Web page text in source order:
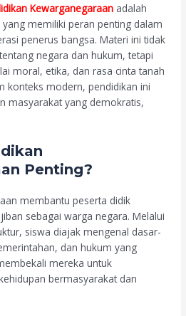
Kewarganegaraan adalah
memiliki peran penting dalam
penerus bangsa. Materi ini tidak
negara dan hukum, tetapi
moral, etika, dan rasa cinta tanah
konteks modern, pendidikan ini
masyarakat yang demokratis,
Penting?
membantu peserta didik
sebagai warga negara. Melalui
siswa diajak mengenal dasar-
dan hukum yang
mereka untuk
bermasyarakat dan